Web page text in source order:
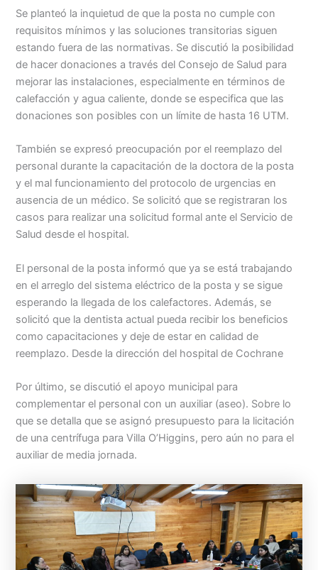
Se planteó la inquietud de que la posta no cumple con
requisitos mínimos y las soluciones transitorias siguen
estando fuera de las normativas. Se discutió la posibilidad
de hacer donaciones a través del Consejo de Salud para
mejorar las instalaciones, especialmente en términos de
calefacción y agua caliente, donde se especifica que las
donaciones son posibles con un límite de hasta 16 UTM.
También se expresó preocupación por el reemplazo del
personal durante la capacitación de la doctora de la posta
y el mal funcionamiento del protocolo de urgencias en
ausencia de un médico. Se solicitó que se registraran los
casos para realizar una solicitud formal ante el Servicio de
Salud desde el hospital.
El personal de la posta informó que ya se está trabajando
en el arreglo del sistema eléctrico de la posta y se sigue
esperando la llegada de los calefactores. Además, se
solicitó que la dentista actual pueda recibir los beneficios
como capacitaciones y deje de estar en calidad de
reemplazo. Desde la dirección del hospital de Cochrane
Por último, se discutió el apoyo municipal para
complementar el personal con un auxiliar (aseo). Sobre lo
que se detalla que se asignó presupuesto para la licitación
de una centrífuga para Villa O’Higgins, pero aún no para el
auxiliar de media jornada.